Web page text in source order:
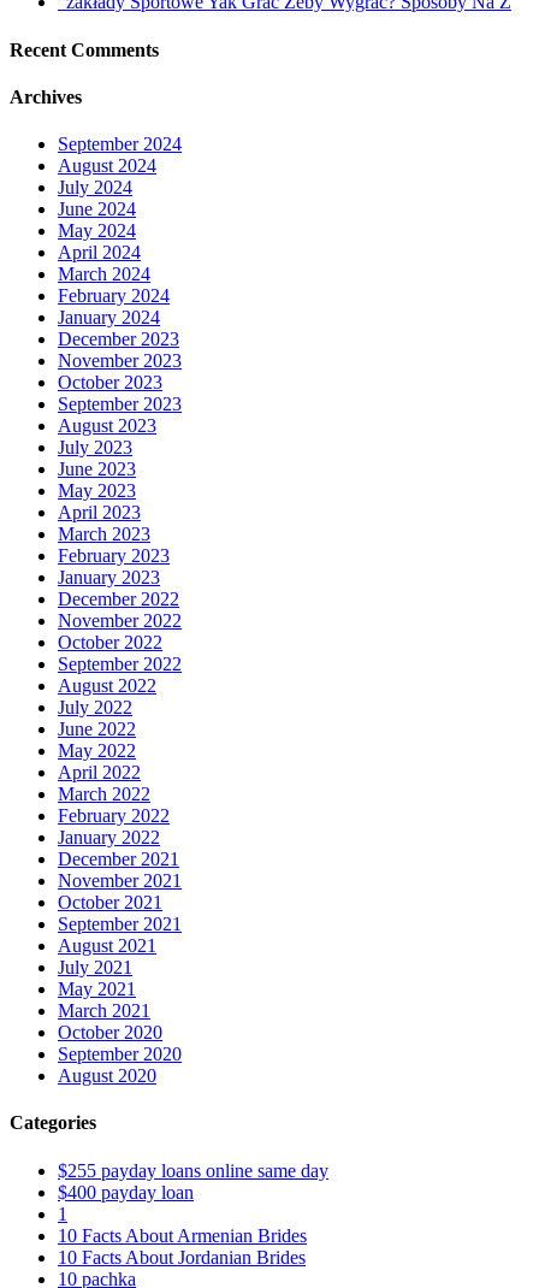
Recent Comments
Archives
September 2024
August 2024
July 2024
June 2024
May 2024
April 2024
March 2024
February 2024
January 2024
December 2023
November 2023
October 2023
September 2023
August 2023
July 2023
June 2023
May 2023
April 2023
March 2023
February 2023
January 2023
December 2022
November 2022
October 2022
September 2022
August 2022
July 2022
June 2022
May 2022
April 2022
March 2022
February 2022
January 2022
December 2021
November 2021
October 2021
September 2021
August 2021
July 2021
May 2021
March 2021
October 2020
September 2020
August 2020
Categories
$255 payday loans online same day
$400 payday loan
1
10 Facts About Armenian Brides
10 Facts About Jordanian Brides
10 pachka